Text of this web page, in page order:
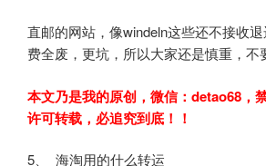
直邮的网站，像windeln这些还不接收
费全废，更坑，所以大家还是慎重，不
本文乃是我的原创，微信： detao68 ，
许可转载，必追究到底！！
5、 海淘用的什么转运